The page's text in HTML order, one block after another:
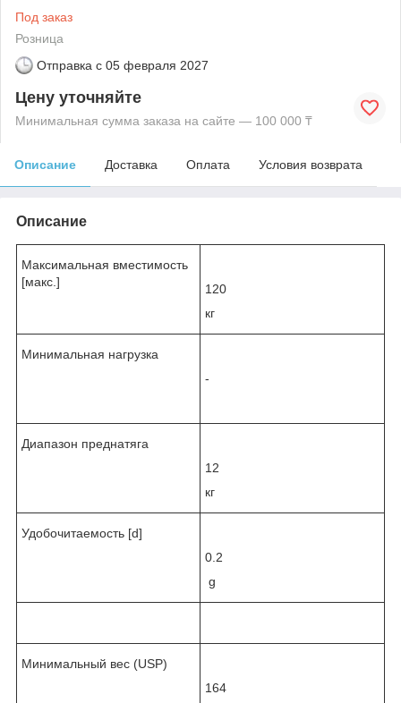
Под заказ
Розница
Отправка с 05 февраля 2027
Цену уточняйте
Минимальная сумма заказа на сайте — 100 000 ₸
Описание Доставка Оплата Условия возврата
Описание
Максимальная вместимость
[макс.]
120
кг
Минимальная нагрузка
-
Диапазон преднатяга
12
кг
Удобочитаемость [d]
0.2
g
Минимальный вес (USP)
164